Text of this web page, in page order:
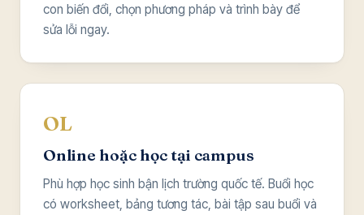
con biến đổi, chọn phương pháp và trình bày để
sửa lỗi ngay.
OL
Online hoặc học tại campus
Phù hợp học sinh bận lịch trường quốc tế. Buổi học
có worksheet, bảng tương tác, bài tập sau buổi và